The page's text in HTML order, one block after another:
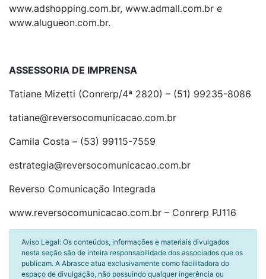
www.adshopping.com.br, www.admall.com.br e
www.alugueon.com.br.
ASSESSORIA DE IMPRENSA
Tatiane Mizetti (Conrerp/4ª 2820) – (51) 99235-8086
tatiane@reversocomunicacao.com.br
Camila Costa – (53) 99115-7559
estrategia@reversocomunicacao.com.br
Reverso Comunicação Integrada
www.reversocomunicacao.com.br – Conrerp PJ116
Aviso Legal: Os conteúdos, informações e materiais divulgados
nesta seção são de inteira responsabilidade dos associados que os
publicam. A Abrasce atua exclusivamente como facilitadora do
espaço de divulgação, não possuindo qualquer ingerência ou